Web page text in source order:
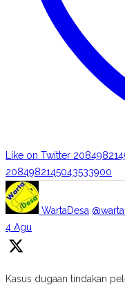
Like on Twitter
2084982145043533900
WartaDesa
4 Agu
Kasus dugaan tindakan